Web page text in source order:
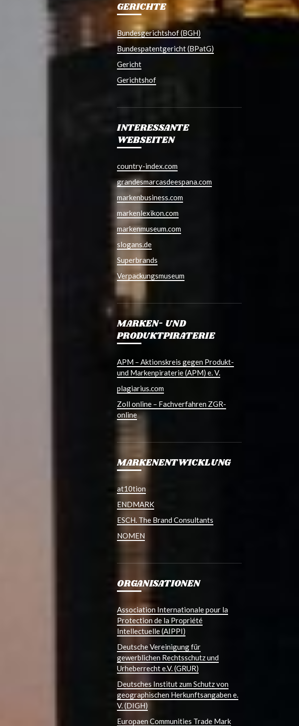
GERICHTE
Bundesgerichtshof (BGH)
Bundespatentgericht (BPatG)
Gericht
Gerichtshof
INTERESSANTE
WEBSEITEN
country-index.com
grandesmarcasdeespana.com
markenbusiness.com
markenlexikon.com
markenmuseum.com
slogans.de
Superbrands
Verpackungsmuseum
MARKEN- UND
PRODUKTPIRATERIE
APM – Aktionskreis gegen Produkt-
und Markenpiraterie (APM) e. V.
plagiarius.com
Zoll online – Fachverfahren ZGR-
online
MARKENENTWICKLUNG
at10tion
ENDMARK
ESCH. The Brand Consultants
NOMEN
ORGANISATIONEN
Association Internationale pour la
Protection de la Propriété
Intellectuelle (AIPPI)
Deutsche Vereinigung für
gewerblichen Rechtsschutz und
Urheberrecht e.V. (GRUR)
Deutsches Institut zum Schutz von
geographischen Herkunftsangaben e.
V. (DIGH)
Europaen Communities Trade Mark